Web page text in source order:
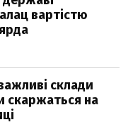
вартістю
склади
скаржаться на